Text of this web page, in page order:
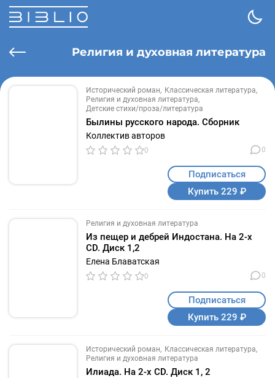
Религия и духовная литература
Исторический роман
Классическая литература
Религия и духовная литература
Детские стихи/проза/литература
Былины русского народа. Сборник
Коллектив авторов
0 0
Подписаться
Купить 229 ₽
Религия и духовная литература
Из пещер и дебрей Индостана. На 2-х
CD. Диск 1,2
Елена Блаватская
0 0
Подписаться
Купить 229 ₽
Исторический роман
Классическая литература
Религия и духовная литература
Илиада. На 2-х CD. Диск 1, 2